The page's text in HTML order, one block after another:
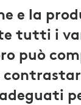
e la
tutti i
può